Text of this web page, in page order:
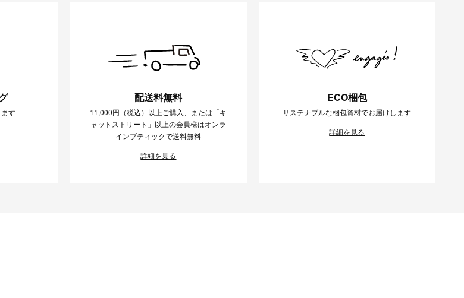
す
配送料無料
11,000円（税込）以上ご購入、または「キ
ャットストリート」以上の会員様はオンラ
インブティックで送料無料
詳細を見る
ECO梱包
サステナブルな梱包資材でお届けします
詳細を見る